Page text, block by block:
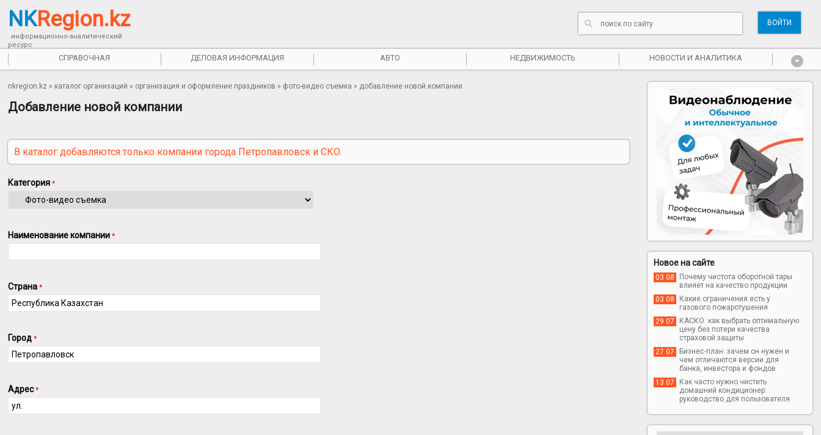
NKRegion.kz
информационно-аналитический
ресурс
ВОЙТИ
СПРАВОЧНАЯ ДЕЛОВАЯ ИНФОРМАЦИЯ АВТО НЕДВИЖИМОСТЬ НОВОСТИ И АНАЛИТИКА
nkregion.kz » каталог организаций » организация и оформление праздников » фото-видео съемка » добавление новой компании
Добавление новой компании
В каталог добавляются только компании города Петропавловск и СКО.
Категория*
Наименование компании*
Страна*
Город*
Адрес*
Новое на сайте
03 08
Почему чистота оборотной тары
влияет на качество продукции
03 08
Какие ограничения есть у
газового пожаротушения
29 07
КАСКО: как выбрать оптимальную
цену без потери качества
страховой защиты
27 07
Бизнес-план: зачем он нужен и
чем отличаются версии для
банка, инвестора и фондов
13 07
Как часто нужно чистить
домашний кондиционер:
руководство для пользователя